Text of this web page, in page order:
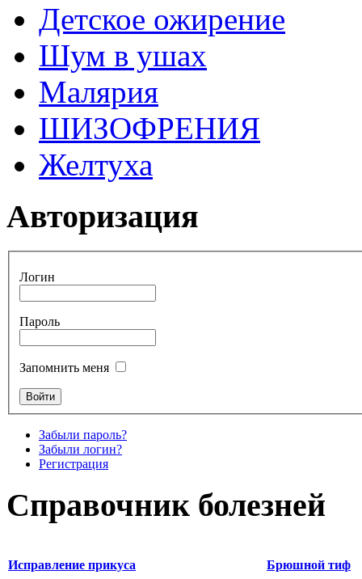
Детское ожирение
Шум в ушах
Малярия
ШИЗОФРЕНИЯ
Желтуха
Авторизация
Логин
Пароль
Запомнить меня
Забыли пароль?
Забыли логин?
Регистрация
Справочник болезней
Исправление прикуса Брюшной тиф